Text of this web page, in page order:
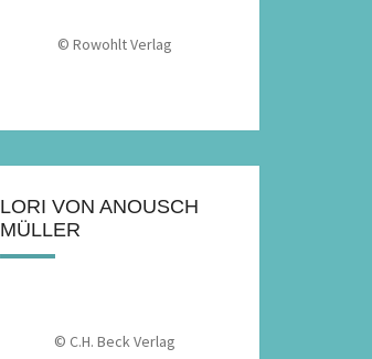
© Rowohlt Verlag
LORI VON ANOUSCH
MÜLLER
© C.H. Beck Verlag